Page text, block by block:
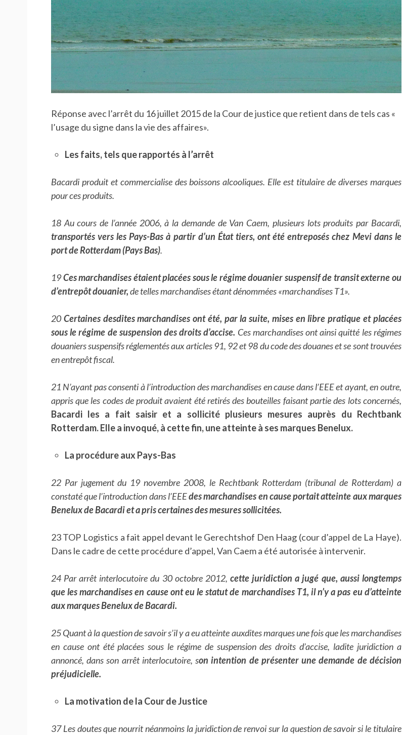
Réponse avec l’arrêt du 16 juillet 2015 de la Cour de justice que retient dans de tels cas «
l’usage du signe dans la vie des affaires».
Les faits, tels que rapportés à l’arrêt
Bacardi produit et commercialise des boissons alcooliques. Elle est titulaire de diverses marques
pour ces produits.
18 Au cours de l’année 2006, à la demande de Van Caem, plusieurs lots produits par Bacardi,
transportés vers les Pays-Bas à partir d’un État tiers, ont été entreposés chez Mevi dans le
port de Rotterdam (Pays Bas).
19Ces marchandises étaient placées sous le régime douanier suspensif de transit externe ou
d’entrepôt douanier,de telles marchandises étant dénommées «marchandises T1».
20Certaines desdites marchandises ont été, par la suite, mises en libre pratique et placées
sous le régime de suspension des droits d’accise. Ces marchandises ont ainsi quitté les régimes
douaniers suspensifs réglementés aux articles 91, 92 et 98 du code des douanes et se sont trouvées
en entrepôt fiscal.
21 N’ayant pas consenti à l’introduction des marchandises en cause dans l’EEE et ayant, en outre,
appris que les codes de produit avaient été retirés des bouteilles faisant partie des lots concernés,
Bacardi les a fait saisir et a sollicité plusieurs mesures auprès du Rechtbank
Rotterdam. Elle a invoqué, à cette fin, une atteinte à ses marques Benelux.
La procédure aux Pays-Bas
22 Par jugement du 19 novembre 2008, le Rechtbank Rotterdam (tribunal de Rotterdam) a
constaté que l’introduction dans l’EEEdes marchandises en cause portait atteinte aux marques
Benelux de Bacardi et a pris certaines des mesures sollicitées.
23 TOP Logistics a fait appel devant le Gerechtshof Den Haag (cour d’appel de La Haye).
Dans le cadre de cette procédure d’appel, Van Caem a été autorisée à intervenir.
24 Par arrêt interlocutoire du 30 octobre 2012, cette juridiction a jugé que, aussi longtemps
que les marchandises en cause ont eu le statut de marchandises T1, il n’y a pas eu d’atteinte
aux marques Benelux de Bacardi.
25 Quant à la question de savoir s’il y a eu atteinte auxdites marques une fois que les marchandises
en cause ont été placées sous le régime de suspension des droits d’accise, ladite juridiction a
annoncé, dans son arrêt interlocutoire, son intention de présenter une demande de décision
préjudicielle.
La motivation de la Cour de Justice
37 Les doutes que nourrit néanmoins la juridiction de renvoi sur la question de savoir si le titulaire